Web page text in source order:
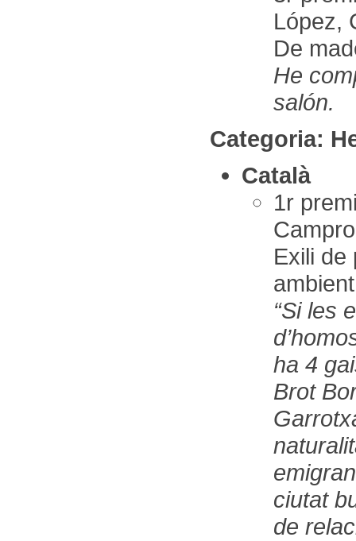
López,
De
He
salón.
Categoria:
Català
1r
Exili de
“Si les
ha 4
Brot
ciutat
de